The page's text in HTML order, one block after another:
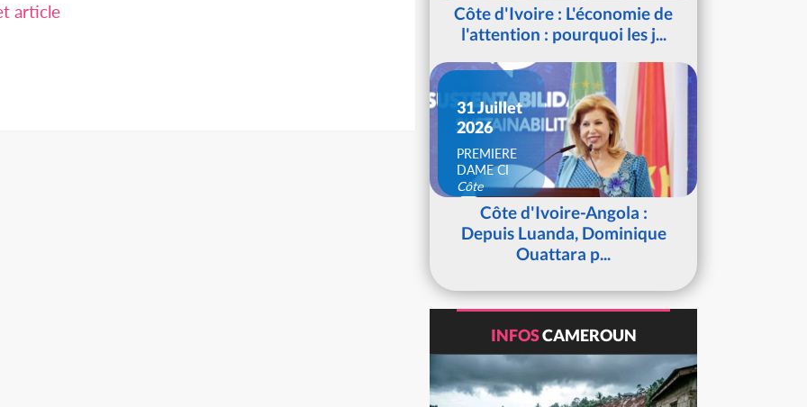
article
Côte d'Ivoire : L'économie de
l'attention : pourquoi les j...
31 Juillet
2026
PREMIERE
DAME CI
Côte
d'IvoireCôte d'Ivoire-Angola :
Depuis Luanda, Dominique
Ouattara p...
INFOSCAMEROUN